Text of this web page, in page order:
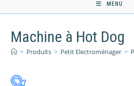
MENU
Machine à Hot Dog
> Produits > Petit Electroménager >